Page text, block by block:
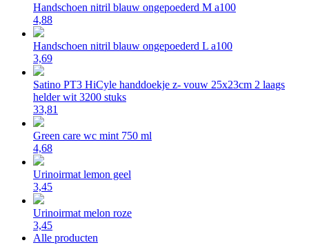
Handschoen nitril blauw ongepoederd M a100
4,88
Handschoen nitril blauw ongepoederd L a100
3,69
Satino PT3 HiCyle handdoekje z- vouw 25x23cm 2 laags
helder wit 3200 stuks
33,81
Green care wc mint 750 ml
4,68
Urinoirmat lemon geel
3,45
Urinoirmat melon roze
3,45
Alle producten